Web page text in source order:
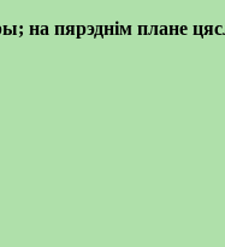
на пярэднім плане